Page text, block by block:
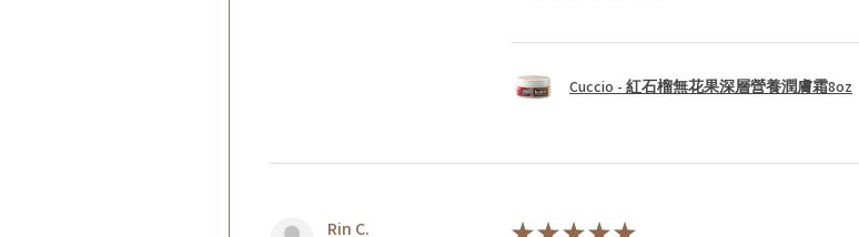
Cuccio - 紅石榴無花果深層營養潤膚霜8oz
Rin C.